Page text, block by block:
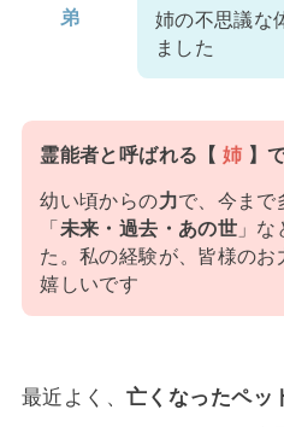
弟
姉の不思議な
ました
霊能者と呼ばれる【姉 】
幼い頃からの力で、今まで
「未来・過去・あの世 」
た。私の経験が、皆様のお
嬉しいです
最近よく、亡くなったペッ